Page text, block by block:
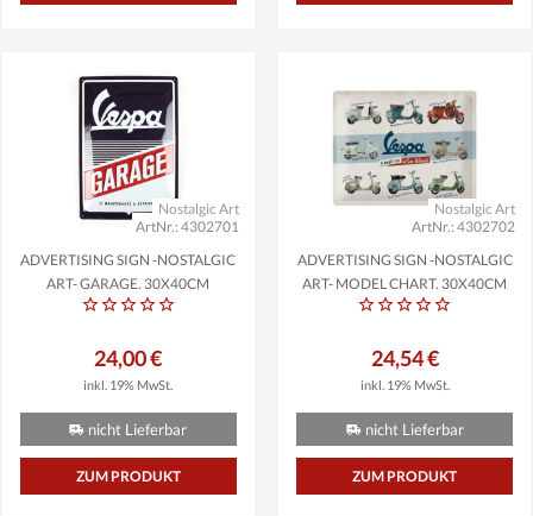
ArtNr.: 4302701
Nostalgic Art
ADVERTISING SIGN -NOSTALGIC
ART- GARAGE, 30X40CM
24,00 €
inkl. 19% MwSt.
nicht Lieferbar
ZUM PRODUKT
ArtNr.: 4302702
Nostalgic Art
ADVERTISING SIGN -NOSTALGIC
ART- MODEL CHART, 30X40CM
24,54 €
inkl. 19% MwSt.
nicht Lieferbar
ZUM PRODUKT